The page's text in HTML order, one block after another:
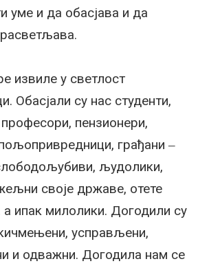
уме и да обасјава и да
извиле у светлост
Обасјали су нас студенти,
пензионери,
грађани ‒
људолики,
своје државе, отете
а ипак милолики. Догодили су
усправљени,
и одважни. Догодила нам се